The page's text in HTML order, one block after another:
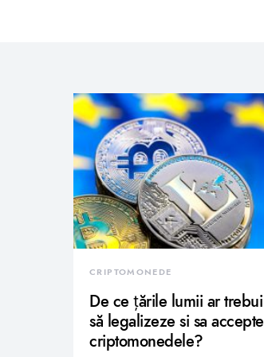
CRIPTOMONEDE
De ce țările lumii ar trebui
să legalizeze si sa accepte
criptomonedele?